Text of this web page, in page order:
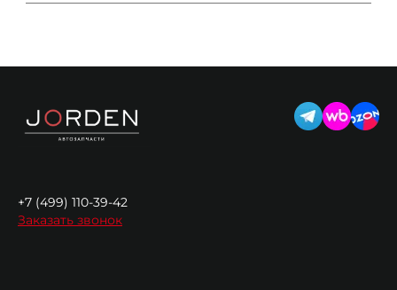
+7 (499) 110-39-42
Заказать звонок